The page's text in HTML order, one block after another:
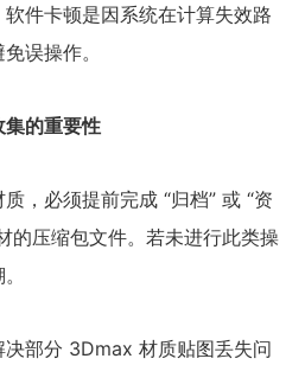
件卡顿是因系统在计算失效路
误操作。
集的重要性
，必须提前完成 “归档” 或 “资
的压缩包文件。若未进行此类操
部分 3Dmax 材质贴图丢失问